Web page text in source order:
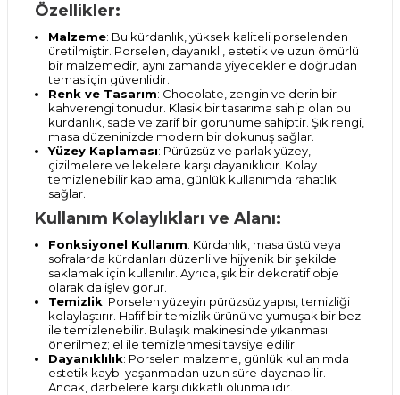
Özellikler:
Malzeme: Bu kürdanlık, yüksek kaliteli porselenden
üretilmiştir. Porselen, dayanıklı, estetik ve uzun ömürlü
bir malzemedir, aynı zamanda yiyeceklerle doğrudan
temas için güvenlidir.
Renk ve Tasarım: Chocolate, zengin ve derin bir
kahverengi tonudur. Klasik bir tasarıma sahip olan bu
kürdanlık, sade ve zarif bir görünüme sahiptir. Şık rengi,
masa düzeninizde modern bir dokunuş sağlar.
Yüzey Kaplaması: Pürüzsüz ve parlak yüzey,
çizilmelere ve lekelere karşı dayanıklıdır. Kolay
temizlenebilir kaplama, günlük kullanımda rahatlık
sağlar.
Kullanım Kolaylıkları ve Alanı:
Fonksiyonel Kullanım: Kürdanlık, masa üstü veya
sofralarda kürdanları düzenli ve hijyenik bir şekilde
saklamak için kullanılır. Ayrıca, şık bir dekoratif obje
olarak da işlev görür.
Temizlik: Porselen yüzeyin pürüzsüz yapısı, temizliği
kolaylaştırır. Hafif bir temizlik ürünü ve yumuşak bir bez
ile temizlenebilir. Bulaşık makinesinde yıkanması
önerilmez; el ile temizlenmesi tavsiye edilir.
Dayanıklılık: Porselen malzeme, günlük kullanımda
estetik kaybı yaşanmadan uzun süre dayanabilir.
Ancak, darbelere karşı dikkatli olunmalıdır.